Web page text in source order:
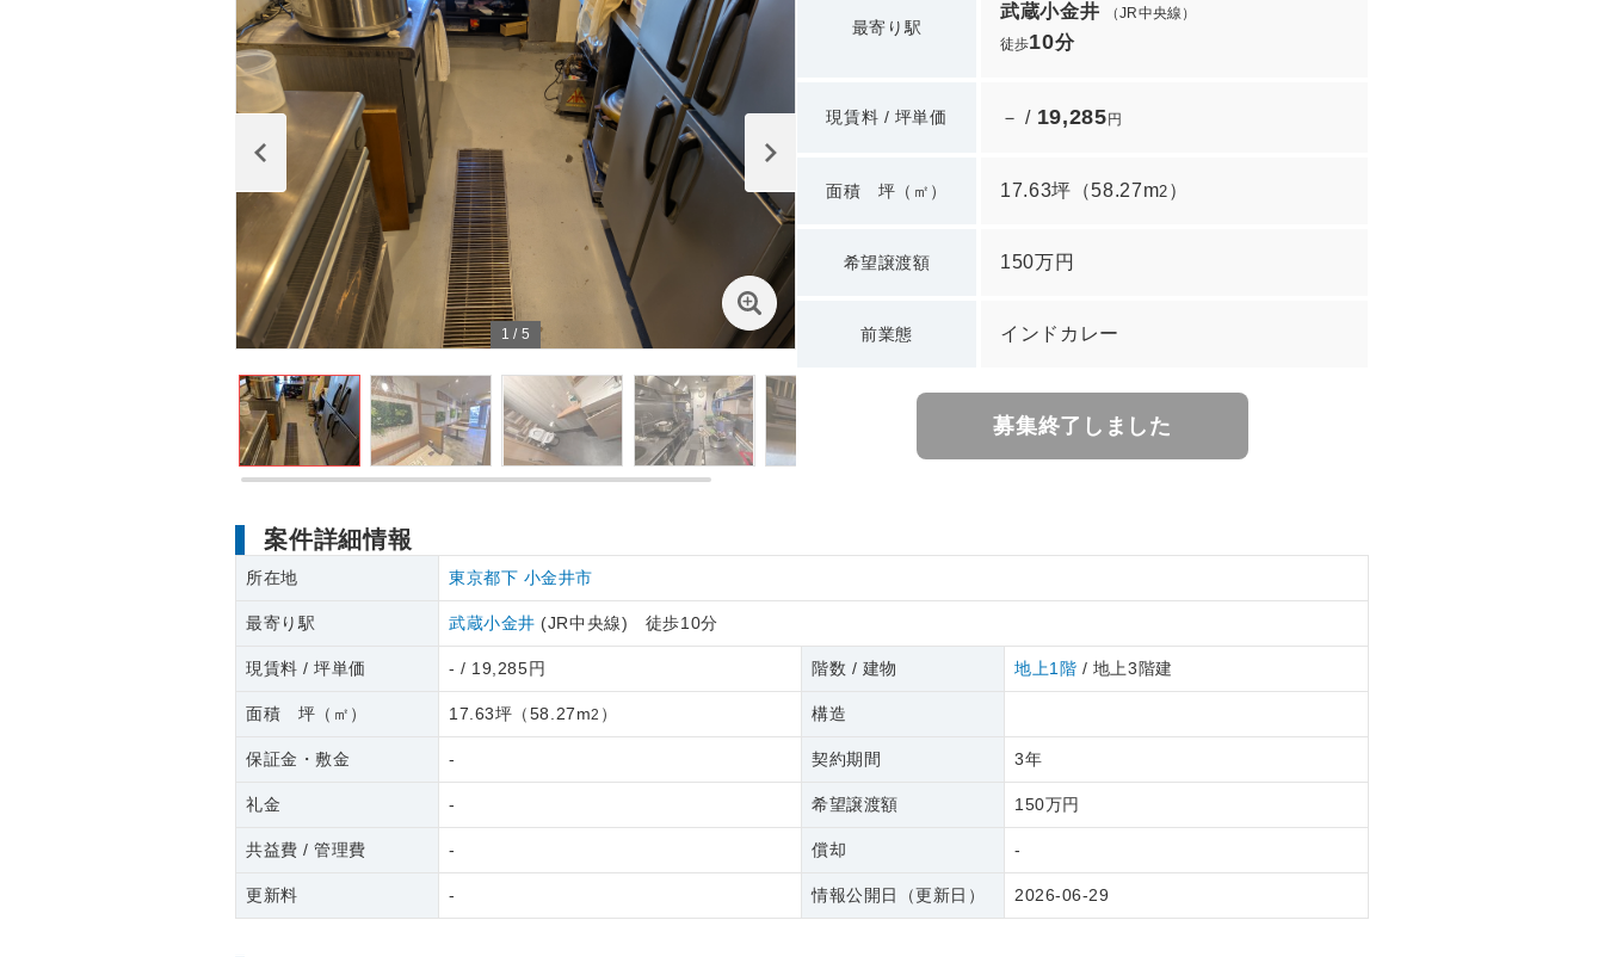
1 / 5
最寄り駅
武蔵小金井
（JR中央線）
徒歩10分
現賃料 / 坪単価 － / 19,285 円
面積 坪（㎡） 17.63坪 （58.27m2 ）
希望譲渡額 150万円
前業態 インドカレー
募集終了しました
案件詳細情報
所在地 東京都下 小金井市
最寄り駅 武蔵小金井 (JR中央線) 徒歩10分
現賃料 / 坪単価 - / 19,285円 階数 / 建物 地上1階 / 地上3階建
面積 坪（㎡） 17.63坪 （58.27m2 ） 構造
保証金・敷金 - 契約期間 3年
礼金 - 希望譲渡額 150万円
共益費 / 管理費 - 償却 -
更新料 - 情報公開日（更新日） 2026-06-29